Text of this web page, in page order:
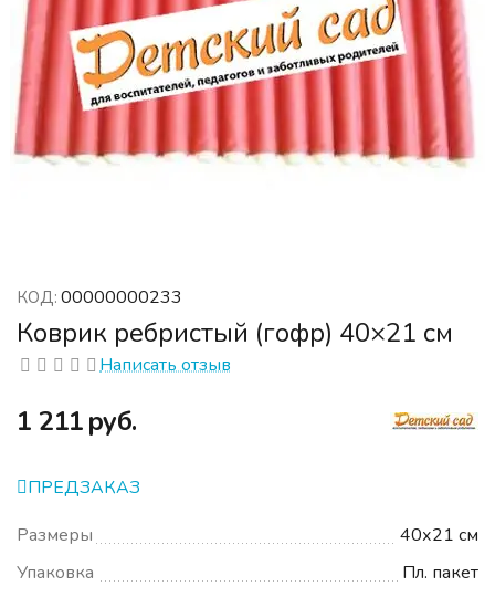
КОД: 00000000233
Коврик ребристый (гофр) 40×21 см
Написать отзыв
‍1 211‍руб.
ПРЕДЗАКАЗ
Размеры
40х21 см
Упаковка
Пл. пакет